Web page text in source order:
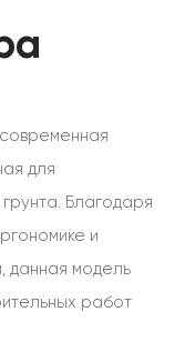
для
Благодаря
и
данная модель
работ